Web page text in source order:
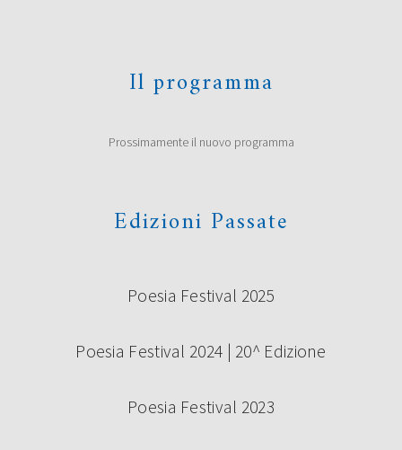
Il programma
Prossimamente il nuovo programma
Edizioni Passate
Poesia Festival 2025
Poesia Festival 2024 | 20^ Edizione
Poesia Festival 2023